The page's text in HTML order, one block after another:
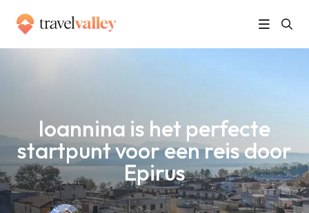
Ioannina is het perfecte
startpunt voor een reis door
Epirus